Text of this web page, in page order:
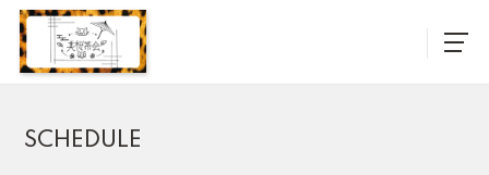
SCHEDULE